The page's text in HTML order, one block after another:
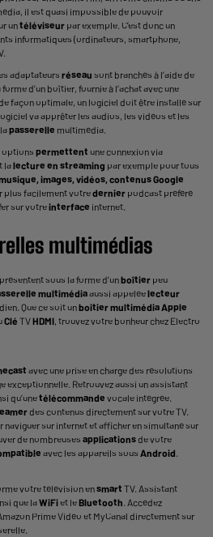
il est quasi impossible de pouvoir
untéléviseur par exemple. C’est donc un
informatiques (ordinateurs, smartphone,
adaptateurs réseau sont branchés à l’aide de
d’un boîtier, fournie à l’achat avec une
façon optimale, un logiciel doit être installé sur
va apprêter les audios, les vidéos et les
passerelle multimédia.
options permettent une connexion via
lalecture en streaming par exemple pour tous
images, vidéos, contenusGoogle
plus facilement votredernier podcast préféré
sur votreinterface internet.
multimédias
sous la forme d'unboîtier peu
multimédiaaussi appeléelecteur
Que ce soit unboitier multimédiaApple
Clé TVHDMI, trouvez votre bonheur chez Electro
avec une prise en charge des résolutions
exceptionnelle. Retrouvez aussi un assistant
qu’unetélécommande vocale intégrée.
des contenus directement sur votre TV.
naviguer sur internet et afficher en simultané sur
de nombreuses applicationsde votre
avec les appareils sous Android.
votre télévision ensmart TV. Assistant
que laWiFiet leBluetooth. Accédez
Prime Vidéo et MyCanal directement sur